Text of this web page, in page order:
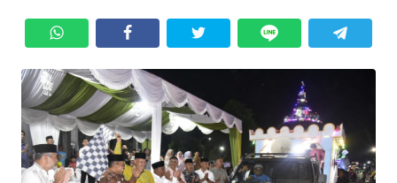
SERBA-
SERBI
OPINI
Informasi
INDEKS